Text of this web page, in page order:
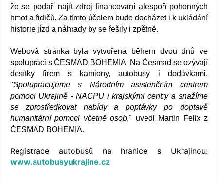
že se podaří najít zdroj financování alespoň pohonných
hmot a řidičů. Za tímto účelem bude docházet i k ukládání
historie jízd a náhrady by se řešily i zpětně.
Webová stránka byla vytvořena během dvou dnů ve
spolupráci s ČESMAD BOHEMIA. Na Česmad se ozývají
desítky firem s kamiony, autobusy i dodávkami.
"Spolupracujeme s Národním asistenčním centrem
pomoci Ukrajině - NACPU i krajskými centry a snažíme
se zprostředkovat nabídy a poptávky po doptavě
humanitární pomoci včetně osob," uvedl Martin Felix z
ČESMAD BOHEMIA.
Registrace autobusů na hranice s Ukrajinou:
www.autobusyukrajine.cz